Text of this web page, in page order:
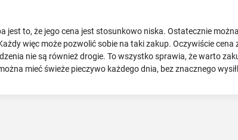
jest to, że jego cena jest stosunkowo niska. Ostatecznie
więc może pozwolić sobie na taki zakup. Oczywiście
nie są również drogie. To wszystko sprawia, że warto
mieć świeże pieczywo każdego dnia, bez znacznego